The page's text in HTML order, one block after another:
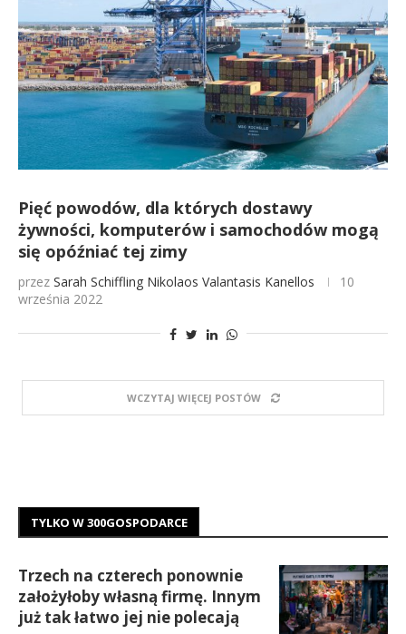
Pięć powodów, dla których dostawy
żywności, komputerów i samochodów mogą
się opóźniać tej zimy
przez Sarah Schiffling Nikolaos Valantasis Kanellos
10
września 2022
WCZYTAJ WIĘCEJ POSTÓW
TYLKO W 300GOSPODARCE
Trzech na czterech ponownie
założyłoby własną firmę. Innym
już tak łatwo jej nie polecają